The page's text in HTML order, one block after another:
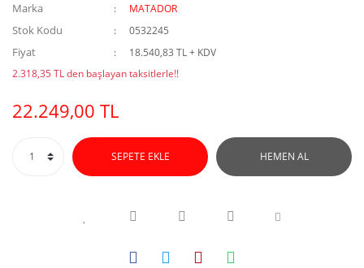
Marka MATADOR
Stok Kodu 0532245
Fiyat
18.540,83 TL + KDV
2.318,35 TL den başlayan taksitlerle!!
22.249,00 TL
SEPETE EKLE HEMEN AL